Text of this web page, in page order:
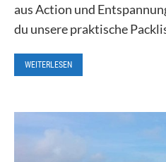
aus Action und
du unsere praktische
WEITERLESEN